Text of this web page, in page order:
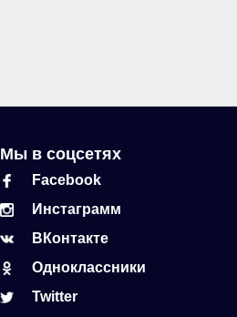
Мы в соцсетях
Facebook
Инстаграмм
ВКонтакте
Одноклассники
Twitter